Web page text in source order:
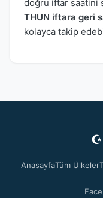
doğru iftar saatini
THUN iftara geri
kolayca takip
☪
AnasayfaTüm Ülkeler